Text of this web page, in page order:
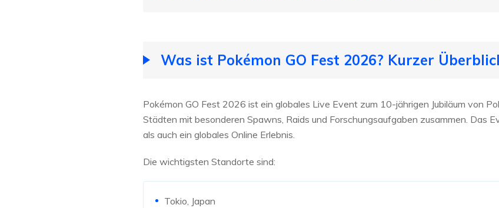
Was ist Pokémon GO Fest 2026? Kurzer
Pokémon GO Fest 2026 ist ein globales Live Event zum 10-jährigen Jubiläum von
Städten mit besonderen Spawns, Raids und Forschungsaufgaben zusammen. Das
als auch ein globales Online Erlebnis.
Die wichtigsten Standorte sind:
Tokio, Japan